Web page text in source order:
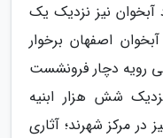
خود آبخوان نیز نزدیک یک
و آبخوان اصفهان برخوار
رویه دچار فرونشست
شش هزار ابنیه
در مرکز شهرند؛ آثاری